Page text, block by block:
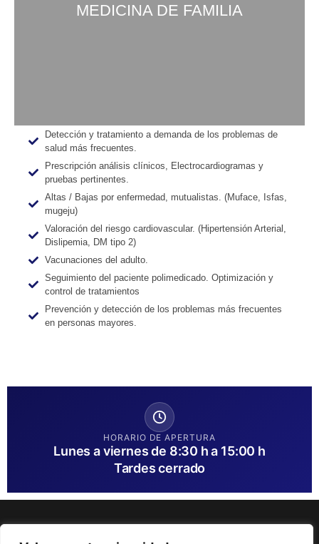
MEDICINA DE FAMILIA
Detección y tratamiento a demanda de los problemas de
salud más frecuentes.
Prescripción análisis clínicos, Electrocardiogramas y
pruebas pertinentes.
Altas / Bajas por enfermedad, mutualistas. (Muface, Isfas,
mugeju)
Valoración del riesgo cardiovascular. (Hipertensión Arterial,
Dislipemia, DM tipo 2)
Vacunaciones del adulto.
Seguimiento del paciente polimedicado. Optimización y
control de tratamientos
Prevención y detección de los problemas más frecuentes
en personas mayores.
HORARIO DE APERTURA
Lunes a viernes de 8:30 h a 15:00 h
Tardes cerrado